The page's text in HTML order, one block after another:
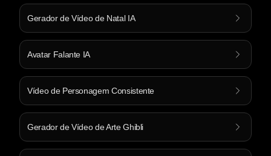
Gerador de Vídeo de Natal IA
Avatar Falante IA
Vídeo de Personagem Consistente
Gerador de Vídeo de Arte Ghibli